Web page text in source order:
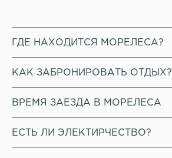
ГДЕ НАХОДИТСЯ МОРЕЛЕСА?
КАК ЗАБРОНИРОВАТЬ ОТДЫХ?
ВРЕМЯ ЗАЕЗДА В МОРЕЛЕСА
ЕСТЬ ЛИ ЭЛЕКТИРЧЕСТВО?